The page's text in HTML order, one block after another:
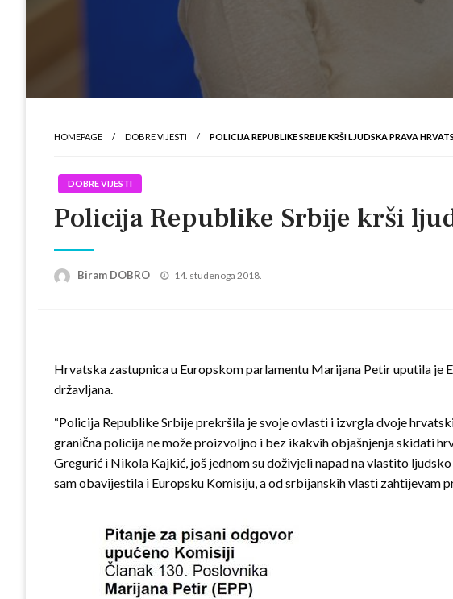
HOMEPAGE DOBRE VIJESTI POLICIJA REPUBLIKE SRBIJE KRŠI LJUDSKA PRAVA
DOBRE VIJESTI
Policija Republike Srbije krši
Biram DOBRO
Posted
14. studenoga 2018.
Hrvatska zastupnica u Europskom parlamentu Marijana Petir uputila je
državljana.
“Policija Republike Srbije prekršila je svoje ovlasti i izvrgla dvoje
granična policija ne može proizvoljno i bez ikakvih objašnjenja skidati
Gregurić i Nikola Kajkić, još jednom su doživjeli napad na vlastito
sam obavijestila i Europsku Komisiju, a od srbijanskih vlasti zahtijevam